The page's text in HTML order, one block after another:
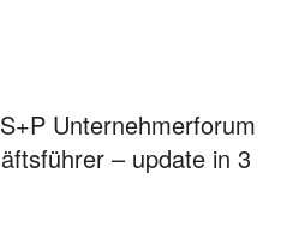
Unternehmerforum
– update in 3